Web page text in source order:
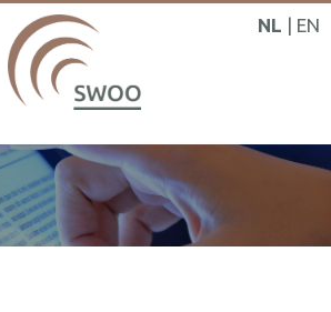
NL EN